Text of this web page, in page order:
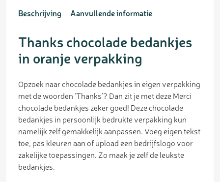
Beschrijving Aanvullende informatie
Thanks chocolade bedankjes
in oranje verpakking
Opzoek naar chocolade bedankjes in eigen verpakking
met de woorden ‘Thanks’? Dan zit je met deze Merci
chocolade bedankjes zeker goed! Deze chocolade
bedankjes in persoonlijk bedrukte verpakking kun
namelijk zelf gemakkelijk aanpassen. Voeg eigen tekst
toe, pas kleuren aan of upload een bedrijfslogo voor
zakelijke toepassingen. Zo maak je zelf de leukste
bedankjes.